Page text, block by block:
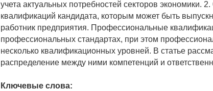
учета актуальных потребностей секторов экономики.
квалификаций кандидата, которым может быть
работник предприятия. Профессиональные
профессиональных стандартах, при этом
несколько квалификационных уровней. В статье
распределение между ними компетенций и
Ключевые слова: